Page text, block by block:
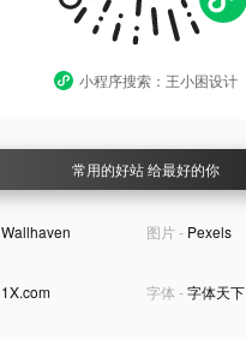
小程序搜索：王小困设计
常用的好站 给最好的你
Wallhaven 图片 - Pexels
1X.com 字体 -字体天下